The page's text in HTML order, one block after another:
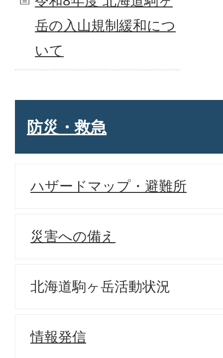
岳の入山規制緩和につ
いて
防災・救急
ハザードマップ・避難所
災害への備え
北海道駒ヶ岳活動状況
情報発信